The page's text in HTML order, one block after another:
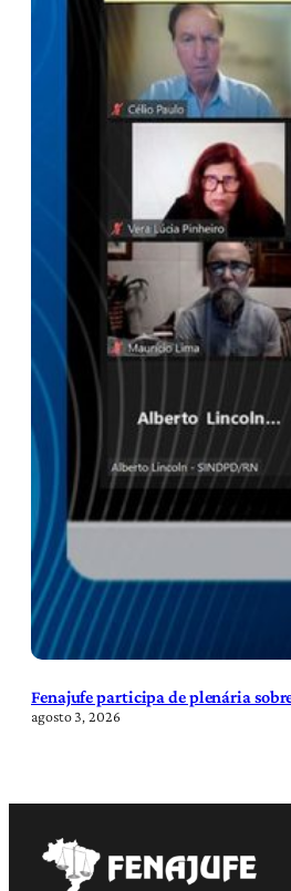
Fenajufe participa de plenária
agosto 3, 2026